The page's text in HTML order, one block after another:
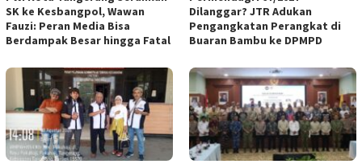
SK ke Kesbangpol, Wawan
Fauzi: Peran Media Bisa
Berdampak Besar hingga Fatal
Dilanggar? JTR Adukan
Pengangkatan Perangkat di
Buaran Bambu ke DPMPD